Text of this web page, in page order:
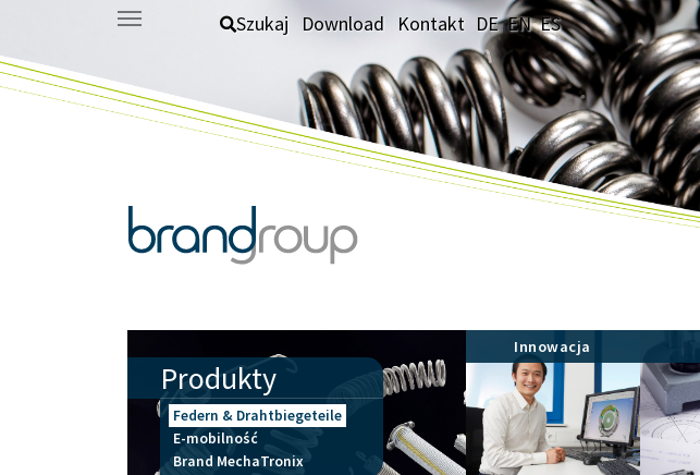
Skip to main content Szukaj Download Kontakt DE EN ES
Produkty
Federn & Drahtbiegeteile
E-mobilność
Brand MechaTronix
Innowacja